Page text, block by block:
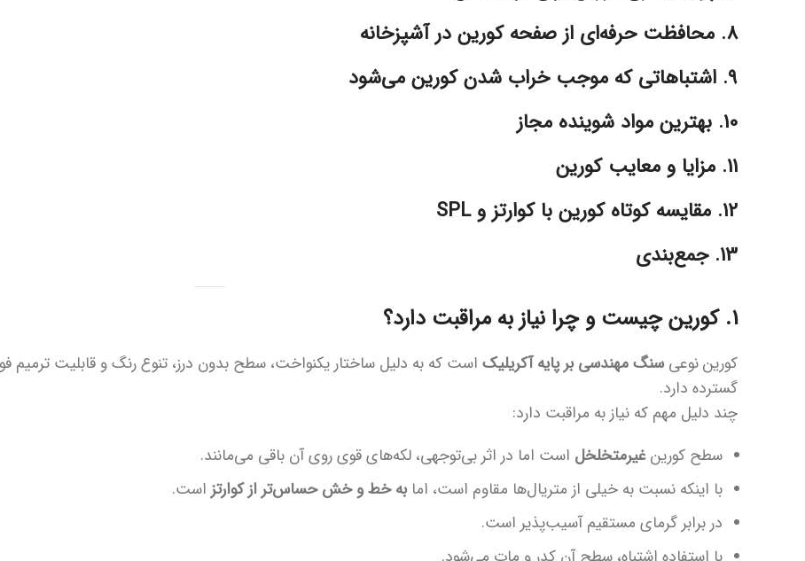
8. محافظت حرفه‌ای از صفحه کورین در آشپزخانه
9. اشتباهاتی که موجب خراب شدن کورین می‌شود
10. بهترین مواد شوینده مجاز
11. مزایا و معایب کورین
12. مقایسه کوتاه کورین با کوارتز و SPL
13. جمع‌بندی
1. کورین چیست و چرا نیاز به مراقبت دارد؟
کورین نوعیسنگ مهندسی بر پایه آکریلیک است که به دلیل ساختار یکنواخت، سطح بدون درز، تنوع رنگ و قابلیت ترمیم
گسترده دارد.
چند دلیل مهم که نیاز به مراقبت دارد:
سطح کورینغیرمتخلخل است اما در اثر بی‌توجهی، لکه‌های قوی روی آن باقی می‌مانند.
با اینکه نسبت به خیلی از متریال‌ها مقاوم است، امابه خط و خش حساس‌تر از کوارتز است.
در برابر گرمای مستقیم آسیب‌پذیر است.